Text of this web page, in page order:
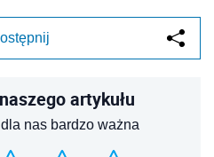
artykułu
nas bardzo ważna